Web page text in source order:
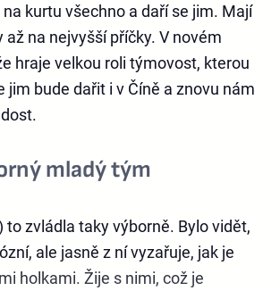
kurtu všechno a daří se jim. Mají
až na nejvyšší příčky. V novém
hraje velkou roli týmovost, kterou
jim bude dařit i v Číně a znovu nám
mladý tým
to zvládla taky výborně. Bylo vidět,
ale jasně z ní vyzařuje, jak je
holkami. Žije s nimi, což je